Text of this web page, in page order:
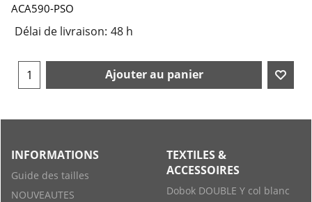
ACA590-PSO
Délai de livraison: 48 h
Ajouter au panier
INFORMATIONS
Guide des tailles
NOUVEAUTES
TEXTILES &
ACCESSOIRES
Dobok DOUBLE Y col blanc